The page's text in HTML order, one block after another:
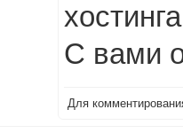
C вами
Для